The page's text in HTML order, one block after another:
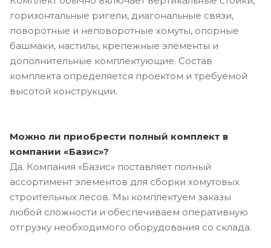
горизонтальные ригели, диагональные связи,
поворотные и неповоротные хомуты, опорные
башмаки, настилы, крепежные элементы и
дополнительные комплектующие. Состав
комплекта определяется проектом и требуемой
высотой конструкции.
Можно ли приобрести полный комплект в
компании «Базис»?
Да. Компания «Базис» поставляет полный
ассортимент элементов для сборки хомутовых
строительных лесов. Мы комплектуем заказы
любой сложности и обеспечиваем оперативную
отгрузку необходимого оборудования со склада.